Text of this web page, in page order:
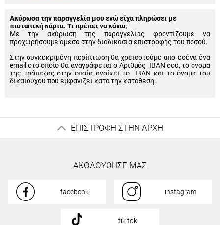
Ακύρωσα την παραγγελία μου ενώ είχα πληρώσει με
πιστωτική κάρτα. Τι πρέπει να κάνω;
Με την ακύρωση της παραγγελίας φροντίζουμε να
προχωρήσουμε άμεσα στην διαδικασία επιστροφής του ποσού.
Στην συγκεκριμένη περίπτωση θα χρειαστούμε απο εσένα ένα
email στο οποίο θα αναγράφεται ο Αριθμός IBAN σου, το όνομα
της τράπεζας στην οποία ανοίκει το IBAN και το όνομα του
δικαιούχου που εμφανίζει κατά την κατάθεση.
ΕΠΙΣΤΡΟΦΗ ΣΤΗΝ ΑΡΧΗ
ΑΚΟΛΟΥΘΗΣΕ ΜΑΣ
facebook instagram
tik tok